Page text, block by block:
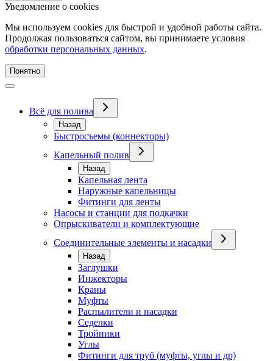
Уведомление о cookies
Мы используем cookies для быстрой и удобной работы сайта.
Продолжая пользоваться сайтом, вы принимаете условия
обработки персональных данных.
Понятно
Всё для полива
Назад
Быстросъемы (коннекторы)
Капельный полив
Назад
Капельная лента
Наружные капельницы
Фитинги для ленты
Насосы и станции для подкачки
Опрыскиватели и комплектующие
Соединительные элементы и насадки
Назад
Заглушки
Инжекторы
Краны
Муфты
Распылители и насадки
Седелки
Тройники
Углы
Фитинги для труб (муфты, углы и др)